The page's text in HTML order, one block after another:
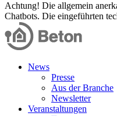
Achtung! Die allgemein
Chatbots. Die eingeführten
News
Presse
Aus der Branche
Newsletter
Veranstaltungen